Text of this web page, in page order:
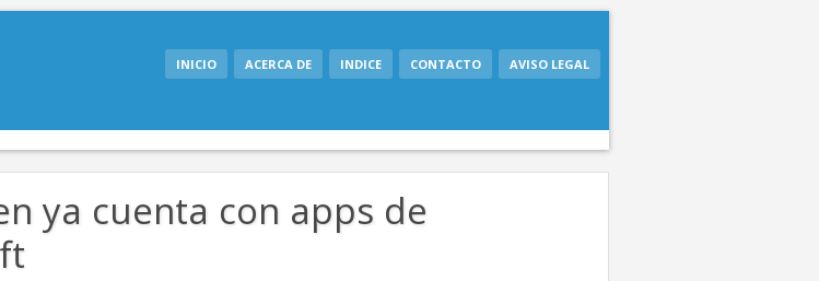
INICIO ACERCA DE INDICE CONTACTO AVISO LEGAL
ya cuenta con apps de